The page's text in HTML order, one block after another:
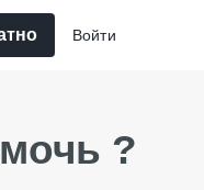
Войти
?